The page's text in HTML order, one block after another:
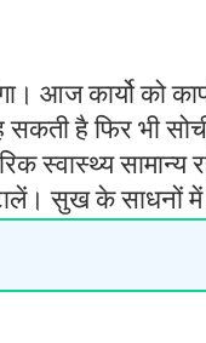
कार्यो को
सकती है फिर भी
स्वास्थ्य
सुख के साधनों में